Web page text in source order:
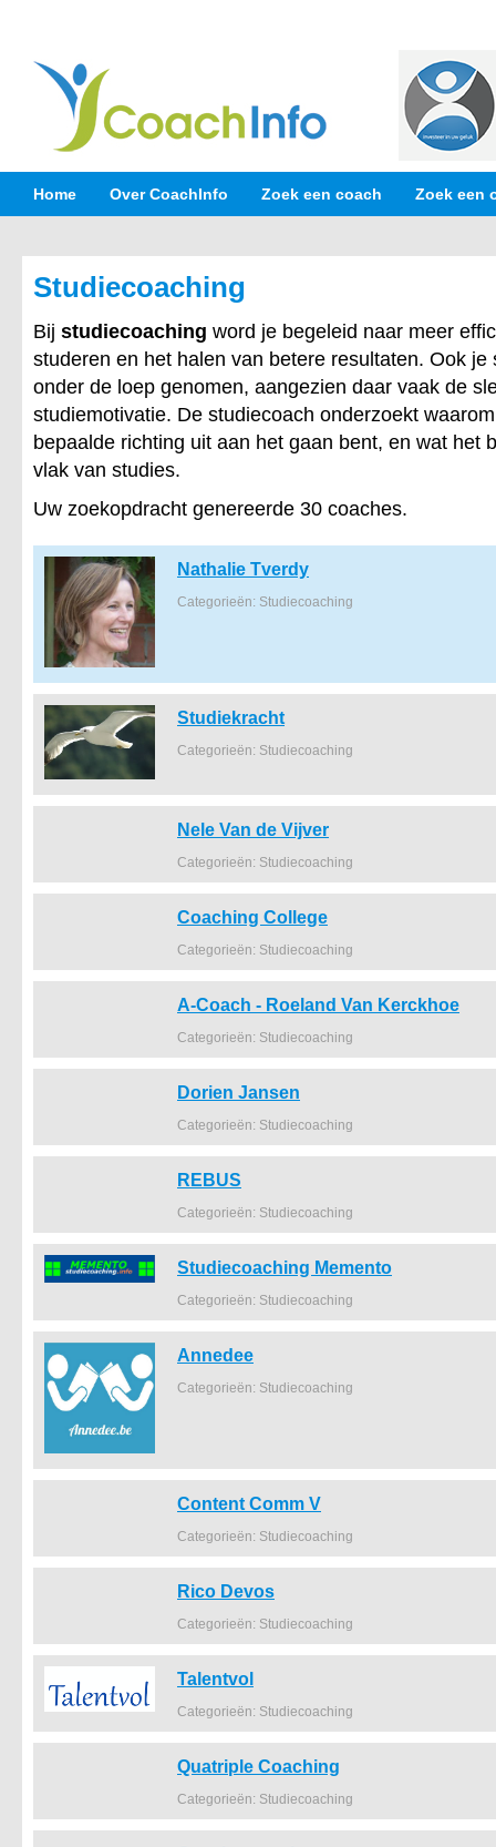
Home Over CoachInfo Zoek een coach Zoek een
Studiecoaching
Bij studiecoaching word je begeleid naar meer
studeren en het halen van betere resultaten. Ook je
onder de loep genomen, aangezien daar vaak de
studiemotivatie. De studiecoach onderzoekt
bepaalde richting uit aan het gaan bent, en wat het
vlak van studies.
Uw zoekopdracht genereerde 30 coaches.
Nathalie Tverdy
Categorieën: Studiecoaching
Studiekracht
Categorieën: Studiecoaching
Nele Van de Vijver
Categorieën: Studiecoaching
Coaching College
Categorieën: Studiecoaching
A-Coach - Roeland Van Kerckhoe
Categorieën: Studiecoaching
Dorien Jansen
Categorieën: Studiecoaching
REBUS
Categorieën: Studiecoaching
Studiecoaching Memento
Categorieën: Studiecoaching
Annedee
Categorieën: Studiecoaching
Content Comm V
Categorieën: Studiecoaching
Rico Devos
Categorieën: Studiecoaching
Talentvol
Categorieën: Studiecoaching
Quatriple Coaching
Categorieën: Studiecoaching